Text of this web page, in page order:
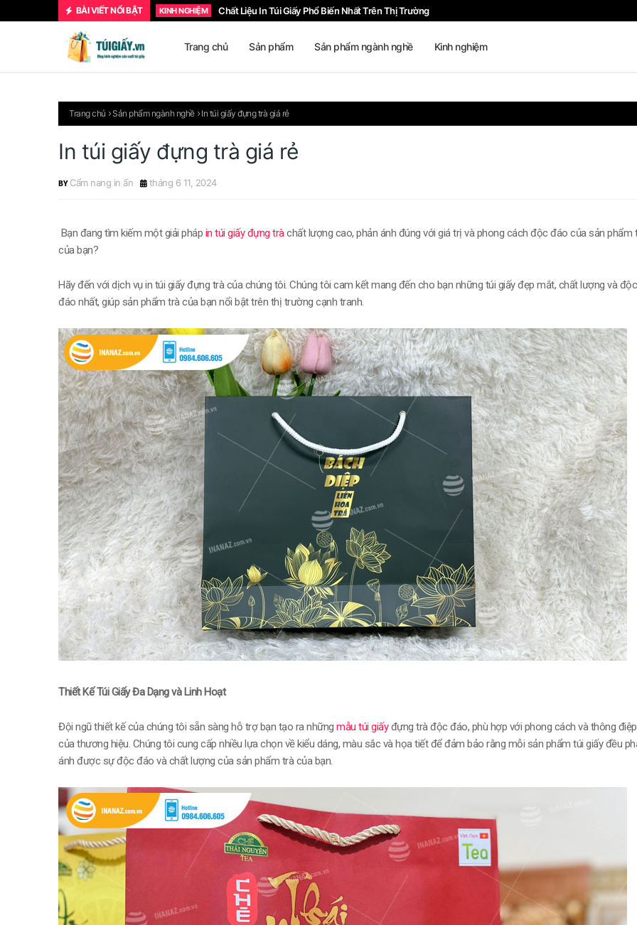
BÀI VIẾT NỔI BẬT KINH NGHIỆM Chất Liệu In Túi Giấy Phổ Biến Nhất Trên Thị Trường
Trang chủ Sản phẩm Sản phẩm ngành nghề Kinh nghiệm
Trang chủ Sản phẩm ngành nghề In túi giấy đựng trà giá rẻ
In túi giấy đựng trà giá rẻ
Cẩm nang in ấn tháng 6 11, 2024
Bạn đang tìm kiếm một giải pháp in túi giấy đựng tràchất lượng cao, phản ánh đúng với giá trị và phong cách độc đáo của sản phẩm
của bạn?
Hãy đến với dịch vụ in túi giấy đựng trà của chúng tôi. Chúng tôi cam kết mang đến cho bạn những túi giấy đẹp mắt, chất lượng và độc
đáo nhất, giúp sản phẩm trà của bạn nổi bật trên thị trường cạnh tranh.
Thiết Kế Túi Giấy Đa Dạng và Linh Hoạt
Đội ngũ thiết kế của chúng tôi sẵn sàng hỗ trợ bạn tạo ra những mẫu túi giấyđựng trà độc đáo, phù hợp với phong cách và thông điệp
của thương hiệu. Chúng tôi cung cấp nhiều lựa chọn về kiểu dáng, màu sắc và họa tiết để đảm bảo rằng mỗi sản phẩm túi giấy đều
ánh được sự độc đáo và chất lượng của sản phẩm trà của bạn.